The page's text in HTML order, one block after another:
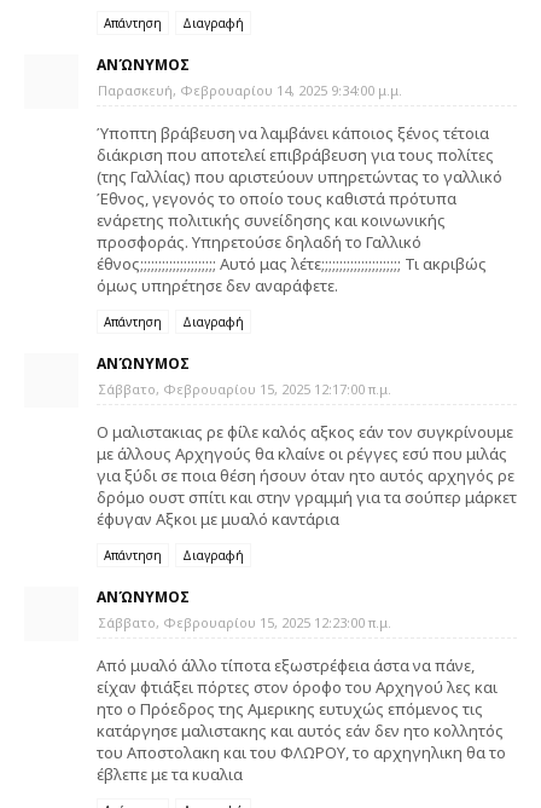
Απάντηση Διαγραφή
ΑΝΏΝΥΜΟΣ
Παρασκευή, Φεβρουαρίου 14, 2025 9:34:00 μ.μ.
Ύποπτη βράβευση να λαμβάνει κάποιος ξένος τέτοια
διάκριση που αποτελεί επιβράβευση για τους πολίτες
(της Γαλλίας) που αριστεύουν υπηρετώντας το γαλλικό
Έθνος, γεγονός το οποίο τους καθιστά πρότυπα
ενάρετης πολιτικής συνείδησης και κοινωνικής
προσφοράς. Υπηρετούσε δηλαδή το Γαλλικό
έθνος;;;;;;;;;;;;;;;;;;;;; Αυτό μας λέτε;;;;;;;;;;;;;;;;;;;;;; Τι ακριβώς
όμως υπηρέτησε δεν αναράφετε.
Απάντηση Διαγραφή
ΑΝΏΝΥΜΟΣ
Σάββατο, Φεβρουαρίου 15, 2025 12:17:00 π.μ.
Ο μαλιστακιας ρε φίλε καλός αξκος εάν τον συγκρίνουμε
με άλλους Αρχηγούς θα κλαίνε οι ρέγγες εσύ που μιλάς
για ξύδι σε ποια θέση ήσουν όταν ητο αυτός αρχηγός ρε
δρόμο ουστ σπίτι και στην γραμμή για τα σούπερ μάρκετ
έφυγαν Αξκοι με μυαλό καντάρια
Απάντηση Διαγραφή
ΑΝΏΝΥΜΟΣ
Σάββατο, Φεβρουαρίου 15, 2025 12:23:00 π.μ.
Από μυαλό άλλο τίποτα εξωστρέφεια άστα να πάνε,
είχαν φτιάξει πόρτες στον όροφο του Αρχηγού λες και
ητο ο Πρόεδρος της Αμερικης ευτυχώς επόμενος τις
κατάργησε μαλιστακης και αυτός εάν δεν ητο κολλητός
του Αποστολακη και του ΦΛΩΡΟΥ, το αρχηγηλικη θα το
έβλεπε με τα κυαλια